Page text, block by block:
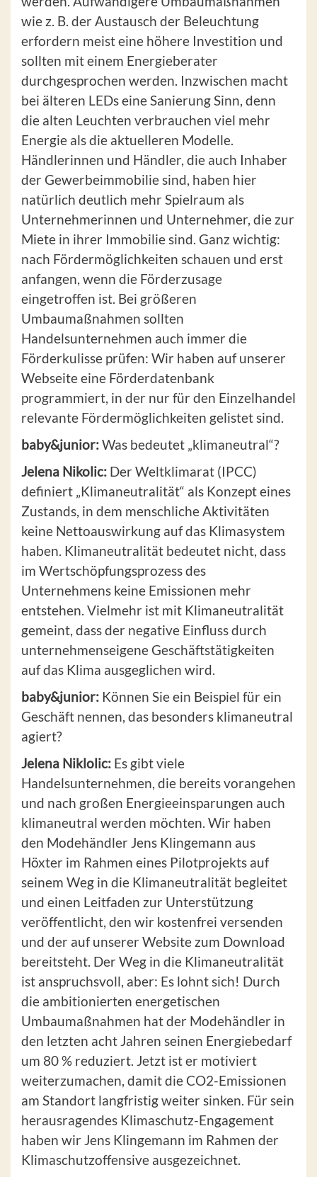
wie z. B. der Austausch der Beleuchtung
erfordern meist eine höhere Investition und
sollten mit einem Energieberater
durchgesprochen werden. Inzwischen macht
bei älteren LEDs eine Sanierung Sinn, denn
die alten Leuchten verbrauchen viel mehr
Energie als die aktuelleren Modelle.
Händlerinnen und Händler, die auch Inhaber
der Gewerbeimmobilie sind, haben hier
natürlich deutlich mehr Spielraum als
Unternehmerinnen und Unternehmer, die zur
Miete in ihrer Immobilie sind. Ganz wichtig:
nach Fördermöglichkeiten schauen und erst
anfangen, wenn die Förderzusage
eingetroffen ist. Bei größeren
Umbaumaßnahmen sollten
Handelsunternehmen auch immer die
Förderkulisse prüfen: Wir haben auf unserer
Webseite eine Förderdatenbank
programmiert, in der nur für den Einzelhandel
relevante Fördermöglichkeiten gelistet sind.
baby&junior:Was bedeutet „klimaneutral“?
Jelena Nikolic: Der Weltklimarat (IPCC)
definiert „Klimaneutralität“ als Konzept eines
Zustands, in dem menschliche Aktivitäten
keine Nettoauswirkung auf das Klimasystem
haben. Klimaneutralität bedeutet nicht, dass
im Wertschöpfungsprozess des
Unternehmens keine Emissionen mehr
entstehen. Vielmehr ist mit Klimaneutralität
gemeint, dass der negative Einfluss durch
unternehmenseigene Geschäftstätigkeiten
auf das Klima ausgeglichen wird.
baby&junior: Können Sie ein Beispiel für ein
Geschäft nennen, das besonders klimaneutral
agiert?
Jelena Niklolic: Es gibt viele
Handelsunternehmen, die bereits vorangehen
und nach großen Energieeinsparungen auch
klimaneutral werden möchten. Wir haben
den Modehändler Jens Klingemann aus
Höxter im Rahmen eines Pilotprojekts auf
seinem Weg in die Klimaneutralität begleitet
und einen Leitfaden zur Unterstützung
veröffentlicht, den wir kostenfrei versenden
und der auf unserer Website zum Download
bereitsteht. Der Weg in die Klimaneutralität
ist anspruchsvoll, aber: Es lohnt sich! Durch
die ambitionierten energetischen
Umbaumaßnahmen hat der Modehändler in
den letzten acht Jahren seinen Energiebedarf
um 80 % reduziert. Jetzt ist er motiviert
weiterzumachen, damit die CO2-Emissionen
am Standort langfristig weiter sinken. Für sein
herausragendes Klimaschutz-Engagement
haben wir Jens Klingemann im Rahmen der
Klimaschutzoffensive ausgezeichnet.